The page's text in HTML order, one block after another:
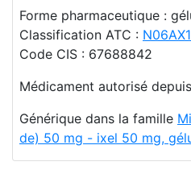
Forme pharmaceutique :
Classification ATC :
Code CIS : 67688842
Médicament autorisé
Générique dans la famille
de) 50 mg - ixel 50 mg,